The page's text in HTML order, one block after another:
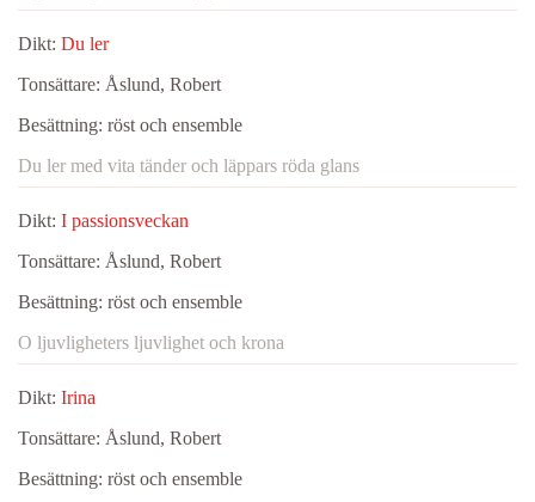
Dikt: Du ler
Tonsättare: Åslund, Robert
Besättning: röst och ensemble
Du ler med vita tänder och läppars röda glans
Dikt: I passionsveckan
Tonsättare: Åslund, Robert
Besättning: röst och ensemble
O ljuvligheters ljuvlighet och krona
Dikt: Irina
Tonsättare: Åslund, Robert
Besättning: röst och ensemble